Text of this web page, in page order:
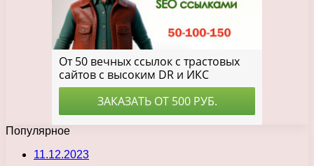
Популярное
11.12.2023